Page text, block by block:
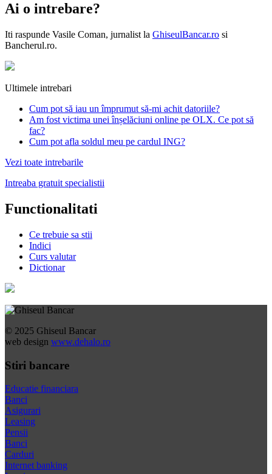
Ai o intrebare?
Iti raspunde Vasile Coman, jurnalist la GhiseulBancar.ro si
Bancherul.ro.
Ultimele intrebari
Cum pot să iau un împrumut să-mi achit datoriile?
Am fost victima unei înșelăciuni online pe OLX. Ce pot să
fac?
Cum pot afla soldul meu pe cardul ING?
Vezi toate intrebarile
Intreaba gratuit specialistii
Functionalitati
Ce trebuie sa stii
Indici
Curs valutar
Dictionar
© 2025 Ghiseul Bancar
web design www.dehalo.ro
Stiri bancare
Educatie financiara
Banci
Asigurari
Leasing
Pensii
Banci
Carduri
Internet banking